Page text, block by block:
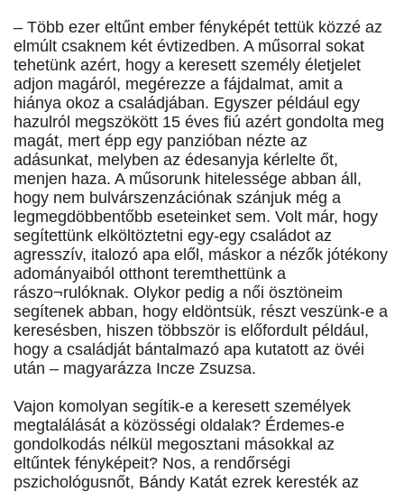
– Több ezer eltűnt ember fényképét tettük közzé az
elmúlt csaknem két évtizedben. A műsorral sokat
tehetünk azért, hogy a keresett személy életjelet
adjon magáról, megérezze a fájdalmat, amit a
hiánya okoz a családjában. Egyszer például egy
hazulról megszökött 15 éves fiú azért gondolta meg
magát, mert épp egy panzióban nézte az
adásunkat, melyben az édesanyja kérlelte őt,
menjen haza. A műsorunk hitelessége abban áll,
hogy nem bulvárszenzációnak szánjuk még a
legmegdöbbentőbb eseteinket sem. Volt már, hogy
segítettünk elköltöztetni egy-egy családot az
agresszív, italozó apa elől, máskor a nézők jótékony
adományaiból otthont teremthettünk a
rászo¬rulóknak. Olykor pedig a női ösztöneim
segítenek abban, hogy eldöntsük, részt veszünk-e a
keresésben, hiszen többször is előfordult például,
hogy a családját bántalmazó apa kutatott az övéi
után – magyarázza Incze Zsuzsa.
Vajon komolyan segítik-e a keresett személyek
megtalálását a közösségi oldalak? Érdemes-e
gondolkodás nélkül megosztani másokkal az
eltűntek fényképeit? Nos, a rendőrségi
pszichológusnőt, Bándy Katát ezrek keresték az